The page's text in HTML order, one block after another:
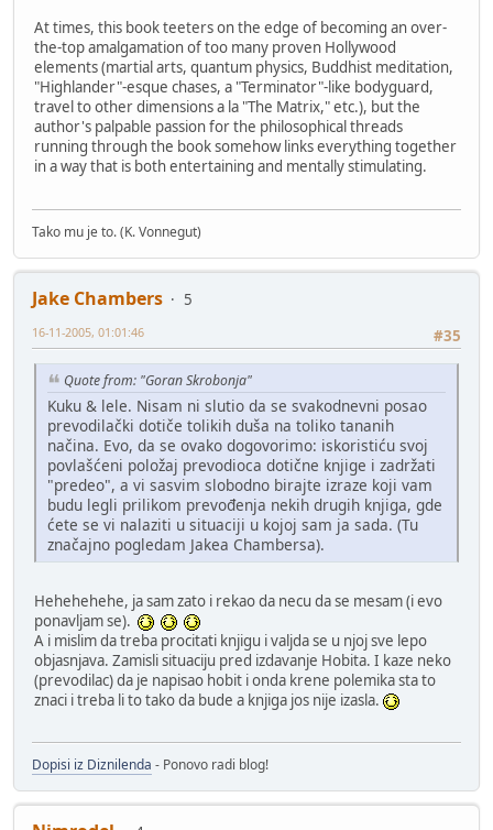
At times, this book teeters on the edge of becoming an over-
the-top amalgamation of too many proven Hollywood
elements (martial arts, quantum physics, Buddhist meditation,
"Highlander"-esque chases, a "Terminator"-like bodyguard,
travel to other dimensions a la "The Matrix," etc.), but the
author's palpable passion for the philosophical threads
running through the book somehow links everything together
in a way that is both entertaining and mentally stimulating.
Tako mu je to. (K. Vonnegut)
Jake Chambers
5
#35
16-11-2005, 01:01:46
Quote from: "Goran Skrobonja"
Kuku & lele. Nisam ni slutio da se svakodnevni posao
prevodilački dotiče tolikih duša na toliko tananih
načina. Evo, da se ovako dogovorimo: iskoristiću svoj
povlašćeni položaj prevodioca dotične knjige i zadržati
"predeo", a vi sasvim slobodno birajte izraze koji vam
budu legli prilikom prevođenja nekih drugih knjiga, gde
ćete se vi nalaziti u situaciji u kojoj sam ja sada. (Tu
značajno pogledam Jakea Chambersa).
Hehehehehe, ja sam zato i rekao da necu da se mesam (i evo
ponavljam se).
A i mislim da treba procitati knjigu i valjda se u njoj sve lepo
objasnjava. Zamisli situaciju pred izdavanje Hobita. I kaze neko
(prevodilac) da je napisao hobit i onda krene polemika sta to
znaci i treba li to tako da bude a knjiga jos nije izasla.
Dopisi iz Diznilenda - Ponovo radi blog!